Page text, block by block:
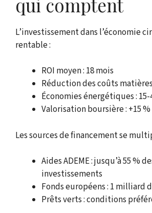
L’investissement dans l’économie
rentable :
ROI moyen : 18 mois
Réduction des coûts matières
Économies énergétiques : 15-
Valorisation boursière : +15
Les sources de financement se
Aides ADEME : jusqu’à 55 %
investissements
Fonds européens : 1 milliard
Prêts verts : conditions